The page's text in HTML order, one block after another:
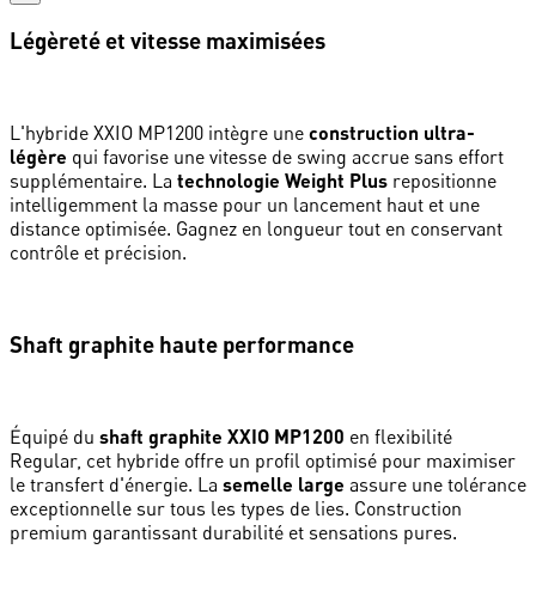
Légèreté et vitesse maximisées
L'hybride XXIO MP1200 intègre une construction ultra-
légère qui favorise une vitesse de swing accrue sans effort
supplémentaire. La technologie Weight Plus repositionne
intelligemment la masse pour un lancement haut et une
distance optimisée. Gagnez en longueur tout en conservant
contrôle et précision.
Shaft graphite haute performance
Équipé du shaft graphite XXIO MP1200 en flexibilité
Regular, cet hybride offre un profil optimisé pour maximiser
le transfert d'énergie. La semelle large assure une tolérance
exceptionnelle sur tous les types de lies. Construction
premium garantissant durabilité et sensations pures.